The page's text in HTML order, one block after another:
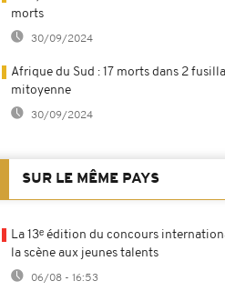
morts
30/09/2024
Afrique du Sud : 17 morts dans 2
mitoyenne
30/09/2024
SUR LE MÊME PAYS
La 13ᵉ édition du concours
la scène aux jeunes talents
06/08 - 16:53